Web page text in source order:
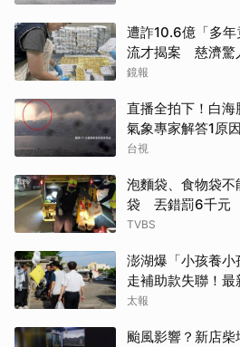
遭詐10.6億「多
流才揭案 慈濟驚
億利息」
鏡報
直播全拍下！白海
氣象專家解答1原因
台視
泡麵袋、食物袋
袋 丟錯罰6千元
TVBS
澎湖爆「小孩養
走補助款失聯！
太報
颱風影響？新店